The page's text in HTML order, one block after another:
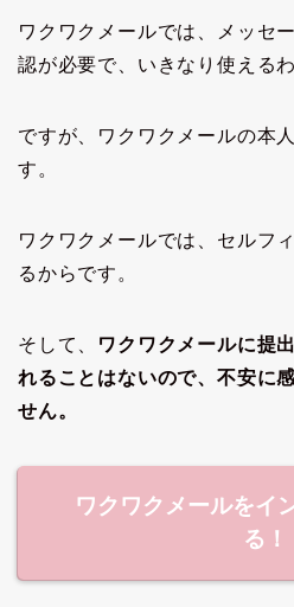
ワクワクメールでは、メッセ
認が必要で、いきなり使える
ですが、ワクワクメールの本
す。
ワクワクメールでは、セルフ
るからです。
そして、
ワクワクメールに提
れることはないので、不安に
せん。
ワクワクメールをイ
る！